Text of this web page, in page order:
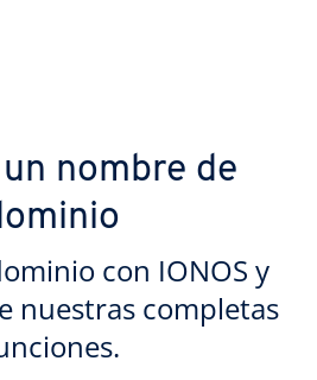
nombre de
con IONOS y
nuestras completas